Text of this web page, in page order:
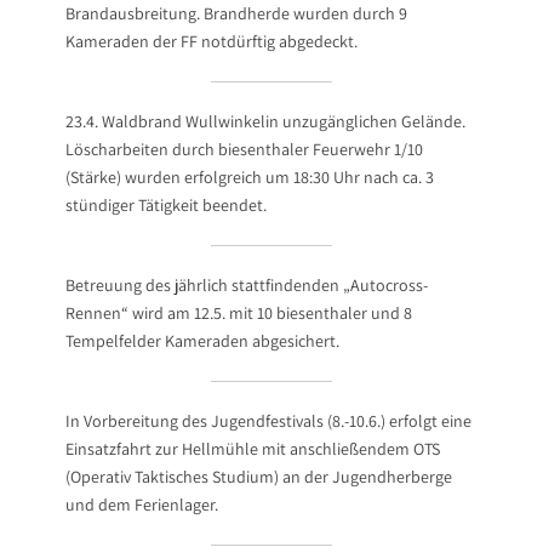
Brandausbreitung. Brandherde wurden durch 9
Kameraden der FF notdürftig abgedeckt.
23.4. Waldbrand Wullwinkelin unzugänglichen Gelände.
Löscharbeiten durch biesenthaler Feuerwehr 1/10
(Stärke) wurden erfolgreich um 18:30 Uhr nach ca. 3
stündiger Tätigkeit beendet.
Betreuung des jährlich stattfindenden „Autocross-
Rennen“ wird am 12.5. mit 10 biesenthaler und 8
Tempelfelder Kameraden abgesichert.
In Vorbereitung des Jugendfestivals (8.-10.6.) erfolgt eine
Einsatzfahrt zur Hellmühle mit anschließendem OTS
(Operativ Taktisches Studium) an der Jugendherberge
und dem Ferienlager.